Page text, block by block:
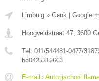
Limburg » Genk Google
Hoogveldstraat 47 3600
Tel: 011/544481-0477/
be0425315603
E-mail › Autorijschool